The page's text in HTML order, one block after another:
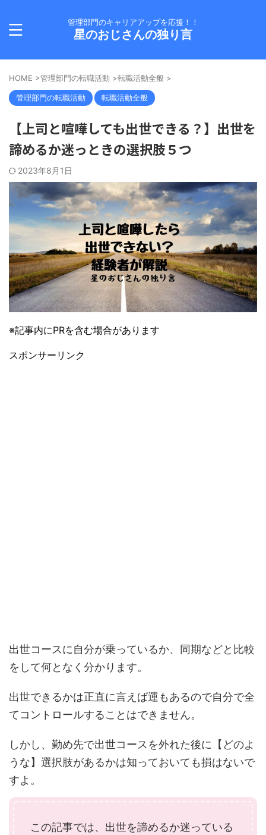
管理部門のキャリアアップを応援！！
星のおじさんの独り言
HOME >管理部門の転職活動 >転職活動全般 >
管理部門の転職活動 転職活動全般
【上司と喧嘩しても出世できる？】出世を
諦めるか迷っときの選択肢５つ
2023年8月1日
※記事内にPRを含む場合があります
スポンサーリンク
出世コースに自分が乗っているか、同期などと比較
をして何となく分かります。
出世できるかは正直に言えば運もあるので自分で全
てコントロールすることはできません。
しかし、勤め先で出世コースを外れた後に【どのよ
うな】選択肢があるかは知っておいても損はないで
すよ。
この記事では、出世を諦めるか迷っている